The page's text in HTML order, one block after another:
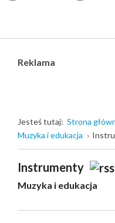
Reklama
Jesteś tutaj: Strona
Muzyka i edukacja
Instrumenty
Muzyka i edukacja